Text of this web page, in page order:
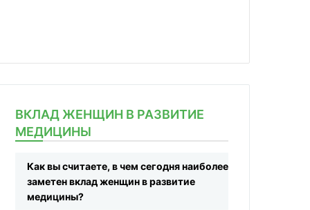
ВКЛАД ЖЕНЩИН В РАЗВИТИЕ
МЕДИЦИНЫ
Как вы считаете, в чем сегодня наиболее
заметен вклад женщин в развитие
медицины?